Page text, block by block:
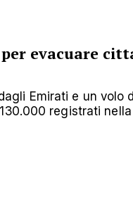
evacuare
Emirati e un volo
registrati nella